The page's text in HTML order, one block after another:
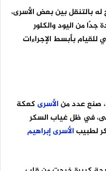
بالتنقل بين بعض الأسرى،
من اليود والكلور
للقيام بأبسط الإجراءات
صنع عدد منالأسرىكعكة
في ظل غياب السكر
لطبيبالأسرىإبراهيم